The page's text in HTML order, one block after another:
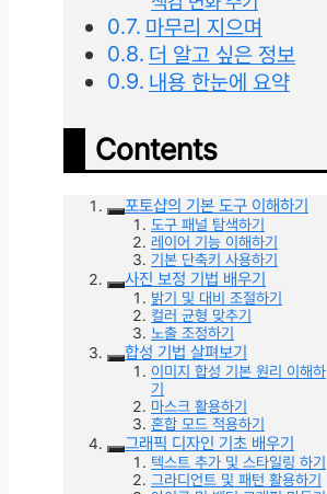
마무리 지으며
더 알고 싶은 정보
내용 한눈에 요약
Contents
포토샵의 기본 도구 이해하기
도구 패널 탐색하기
레이어 기능 이해하기
기본 단축키 사용하기
사진 보정 기법 배우기
밝기 및 대비 조절하기
컬러 균형 맞추기
노출 조정하기
합성 기법 살펴보기
이미지 합성 기본 원리 이해하
기
마스크 활용하기
혼합 모드 적용하기
그래픽 디자인 기초 배우기
텍스트 추가 및 스타일링 하기
그라디언트 및 패턴 활용하기